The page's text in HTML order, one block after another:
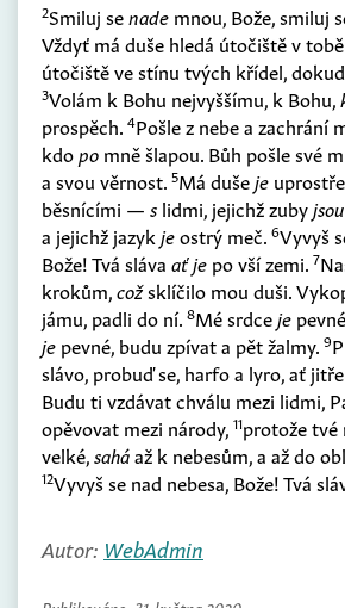
2Smiluj senade mnou, Bože, smiluj
Vždyť má duše hledá útočiště v
útočiště ve stínu tvých křídel,
3Volám k Bohu nejvyššímu, k Bohu,
prospěch. 4Pošle z nebe a zachrání
kdopo mně šlapou. Bůh pošle své
a svou věrnost. 5Má dušeje
běsnícími — s lidmi, jejichž zubyjsou
a jejichž jazyk jeostrý meč. 6Vyvyš
Bože! Tvá sláva ať je po vší zemi. 7
krokům,cožsklíčilo mou duši.
jámu, padli do ní. 8Mé srdceje
je pevné, budu zpívat a pět žalmy. 9
slávo, probuď se, harfo a lyro, ať
Budu ti vzdávat chválu mezi lidmi,
opěvovat mezi národy, 11protože
velké,saháaž k nebesům, a až do
12Vyvyš se nad nebesa, Bože! Tvá
Autor: WebAdmin